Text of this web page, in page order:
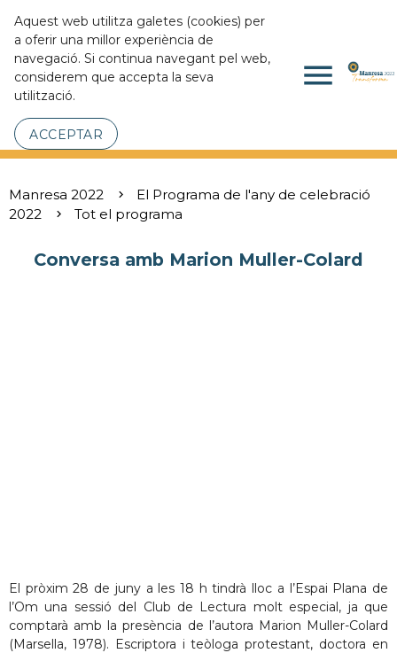
Aquest web utilitza galetes (cookies) per
a oferir una millor experiència de
navegació. Si continua navegant pel web,
considerem que accepta la seva
utilització.
ACCEPTAR
menu
Manresa 2022
El Programa de l'any de celebració
2022
Tot el programa
Conversa amb Marion Muller-Colard
El pròxim 28 de juny a les 18 h tindrà lloc a l’Espai Plana de
l’Om una sessió del Club de Lectura molt especial, ja que
comptarà amb la presència de l’autora Marion Muller-Colard
(Marsella, 1978). Escriptora i teòloga protestant, doctora en